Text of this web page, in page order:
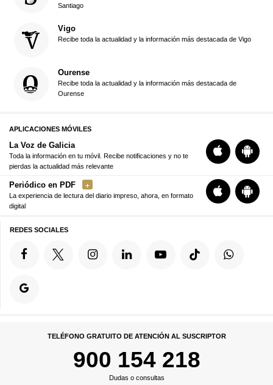
Santiago
Vigo
Recibe toda la actualidad y la información más destacada de Vigo
Ourense
Recibe toda la actualidad y la información más destacada de
Ourense
APLICACIONES MÓVILES
La Voz de Galicia
Toda la información en tu móvil. Recibe notificaciones y no te
pierdas la actualidad más relevante
Periódico en PDF
La experiencia de lectura del diario impreso, ahora, en formato
digital
REDES SOCIALES
TELÉFONO GRATUITO DE ATENCIÓN AL SUSCRIPTOR
900 154 218
Dudas o consultas